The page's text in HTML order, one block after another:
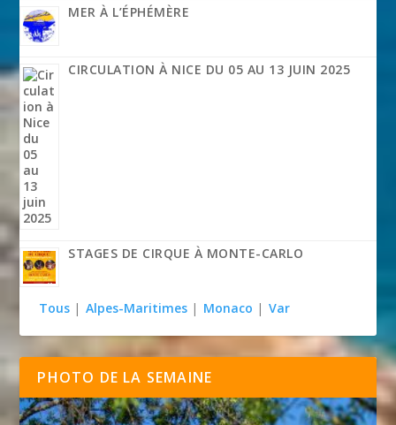
MER À L’ÉPHÉMÈRE
CIRCULATION À NICE DU 05 AU 13 JUIN 2025
STAGES DE CIRQUE À MONTE-CARLO
Tous | Alpes-Maritimes | Monaco | Var
PHOTO DE LA SEMAINE